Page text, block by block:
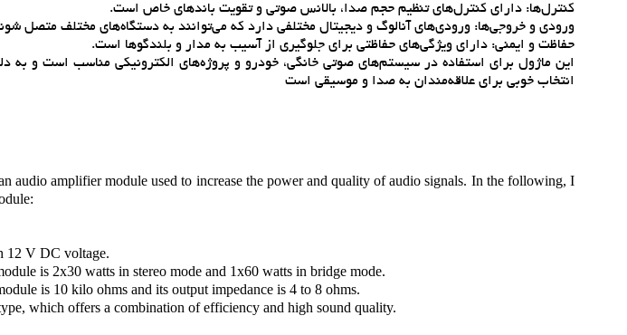
کنترل‌ها: داراي کنترل‌هاي تنظيم حجم صدا، بالانس صوتي و تقويت باندهاي خاص است.
ورودي و خروجي‌ها: ورودي‌هاي آنالوگ و ديجيتال مختلفي دارد که مي‌توانند به دستگاه‌هاي مختلف متصل
حفاظت و ايمني: داراي ويژگي‌هاي حفاظتي براي جلوگيري از آسيب به مدار و بلندگوها است.
اين ماژول براي استفاده در سيستم‌هاي صوتي خانگي، خودرو و پروژه‌هاي الکترونيکي مناسب است و به
انتخاب خوبي براي علاقه‌مندان به صدا و موسيقي است
audio amplifier module used to increase the power and quality of audio signals. In the following, I
12 V DC voltage.
is 2x30 watts in stereo mode and 1x60 watts in bridge mode.
is 10 kilo ohms and its output impedance is 4 to 8 ohms.
which offers a combination of efficiency and high sound quality.